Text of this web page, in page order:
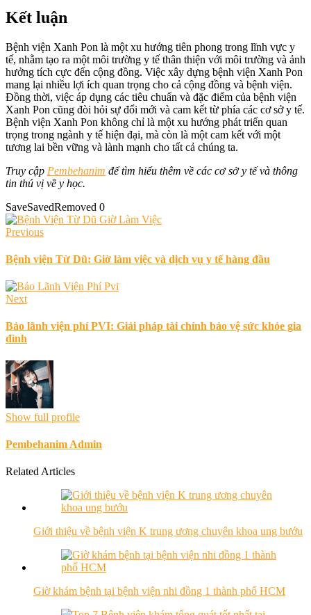
Kết luận
Bệnh viện Xanh Pon là một xu hướng tiên phong trong lĩnh vực y
tế, nhằm tạo ra một môi trường y tế thân thiện với môi trường và ảnh
hưởng tích cực đến cộng đồng. Việc xây dựng bệnh viện Xanh Pon
mang lại nhiều lợi ích quan trọng cho cả cộng đồng và bệnh viện.
Đồng thời, việc áp dụng các tiêu chuẩn và đặc điểm của bệnh viện
Xanh Pon cũng đòi hỏi sự đổi mới và cam kết từ phía các cơ sở y tế.
Bệnh viện Xanh Pon không chỉ là một xu hướng phát triển quan
trọng trong ngành y tế hiện đại, mà còn là một cam kết với một
tương lai bền vững và lành mạnh cho tất cả chúng ta.
Truy cập Pembehanim để tìm hiểu thêm về các cơ sở y tế và thông
tin thú vị về y học.
SaveSavedRemoved 0
Previous
Bệnh viện Từ Dũ: Giờ làm việc và dịch vụ y tế hàng đầu
Next
Bảo lãnh viện phí PVI: Giải pháp tài chính bảo vệ sức khỏe gia
đình
Show full profile
Pembehanim Admin
Related Articles
Giới thiệu về bệnh viện K trung ương chuyên khoa ung bướu
Giờ khám bệnh tại bệnh viện nhi đồng 1 thành phố HCM